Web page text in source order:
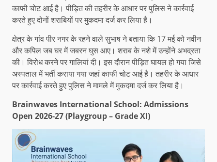
काफी चोट आई है। पीड़ित की तहरीर के आधार पर पुलिस ने कार्रवाई
करते हुए दोनों शराबियों पर मुकदमा दर्ज कर लिया है।
क्षेत्र के गांव पीर नगर के रहने वाले सुभाष ने बताया कि 17 मई को नवीन
और कपिल जब घर में जबरन घुस आए। शराब के नशे में उन्होंने अभद्रता
की। विरोध करने पर गालियां दी। इस दौरान पीड़ित घायल हो गया जिसे
अस्पताल में भर्ती कराया गया जहां काफी चोट आई है। तहरीर के आधार
पर कार्रवाई करते हुए पुलिस ने मामले में मुकदमा दर्ज कर लिया है।
Brainwaves International School: Admissions
Open 2026-27 (Playgroup – Grade XI)